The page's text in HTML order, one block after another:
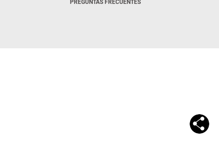
PREGUNTAS FRECUENTES